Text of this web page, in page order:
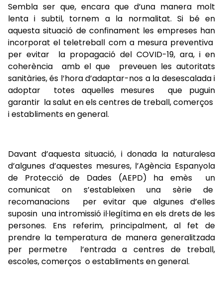
Sembla ser que, encara que d’una manera molt
lenta i subtil, tornem a la normalitat. Si bé en
aquesta situació de confinament les empreses han
incorporat el teletreball com a mesura preventiva
per evitar la propagació del COVID-19, ara, i en
coherència amb el que preveuen les autoritats
sanitàries, és l’hora d’adaptar-nos a la desescalada i
adoptar totes aquelles mesures que puguin
garantir la salut en els centres de treball, comerços
i establiments en general.
Davant d’aquesta situació, i donada la naturalesa
d’algunes d’aquestes mesures, l’Agència Espanyola
de Protecció de Dades (AEPD) ha emès un
comunicat on s’estableixen una sèrie de
recomanacions per evitar que algunes d’elles
suposin una intromissió il·legítima en els drets de les
persones. Ens referim, principalment, al fet de
prendre la temperatura de manera generalitzada
per permetre l’entrada a centres de treball,
escoles, comerços o establiments en general.